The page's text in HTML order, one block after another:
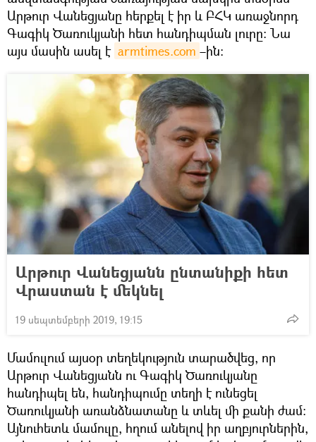
Արթուր Վանեցյանը հերքել է իր և ԲՀԿ առաջնորդ
Գագիկ Ծառուկյանի հետ հանդիպման լուրը։ Նա
այս մասին ասել է armtimes.com –ին։
Արթուր Վանեցյանն ընտանիքի հետ
Վրաստան է մեկնել
19 սեպտեմբերի 2019, 19:15
Մամուլում այսօր տեղեկություն տարածվեց, որ
Արթուր Վանեցյանն ու Գագիկ Ծառուկյանը
հանդիպել են, հանդիպումը տեղի է ունեցել
Ծառուկյանի առանձնատանը և տևել մի քանի ժամ:
Այնուհետև մամուլը, հղում անելով իր աղբյուրներին,